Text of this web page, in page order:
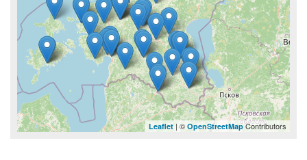
Leaflet | © OpenStreetMapContributors